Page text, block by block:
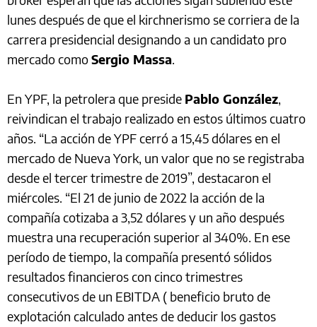
lunes después de que el kirchnerismo se corriera de la
carrera presidencial designando a un candidato pro
mercado comoSergio Massa.
En YPF, la petrolera que preside Pablo González,
reivindican el trabajo realizado en estos últimos cuatro
años. “La acción de YPF cerró a 15,45 dólares en el
mercado de Nueva York, un valor que no se registraba
desde el tercer trimestre de 2019”, destacaron el
miércoles. “El 21 de junio de 2022 la acción de la
compañía cotizaba a 3,52 dólares y un año después
muestra una recuperación superior al 340%. En ese
período de tiempo, la compañía presentó sólidos
resultados financieros con cinco trimestres
consecutivos de un EBITDA ( beneficio bruto de
explotación calculado antes de deducir los gastos